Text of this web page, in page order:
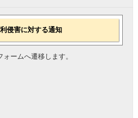
侵害に対する通知
ォームへ遷移します。